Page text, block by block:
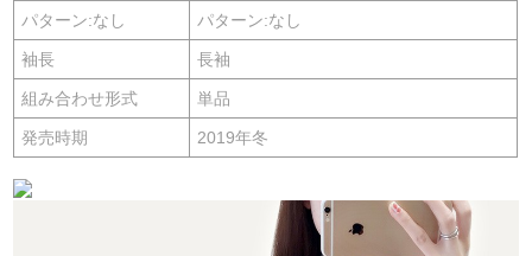
パターン:なし パターン:なし
袖長 長袖
組み合わせ形式 単品
発売時期 2019年冬